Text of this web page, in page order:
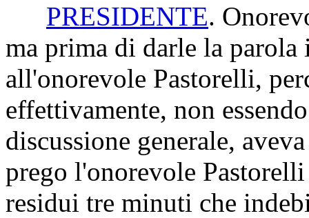
PRESIDENTE.
ma prima di darle la parola
all'onorevole Pastorelli,
effettivamente, non
discussione generale,
prego l'onorevole
residui tre minuti che